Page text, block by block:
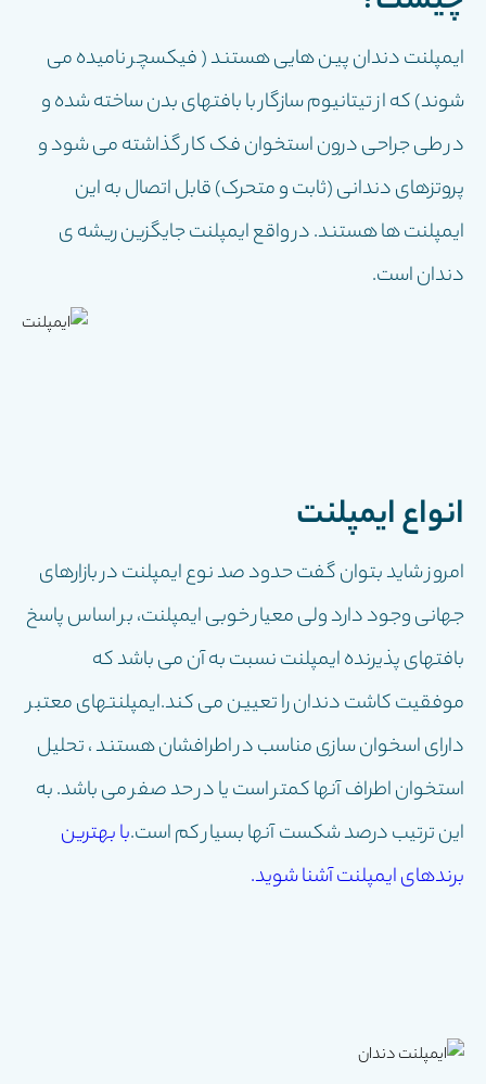
ایمپلنت دندان پین هایی هستند ( فیکسچر نامیده می
شوند) که از تیتانیوم سازگار با بافتهای بدن ساخته شده و
در طی جراحی درون استخوان فک کار گذاشته می شود و
پروتزهای دندانی (ثابت و متحرک) قابل اتصال به این
ایمپلنت ها هستند. در واقع ایمپلنت جایگزین ریشه ی
دندان است.
انواع ایمپلنت
امروز شاید بتوان گفت حدود صد نوع ایمپلنت در بازارهای
جهانی وجود دارد ولی معیار خوبی ایمپلنت، بر اساس پاسخ
بافتهای پذیرنده ایمپلنت نسبت به آن می باشد که
موفقیت کاشت دندان را تعیین می کند.ایمپلنتهای معتبر
دارای اسخوان سازی مناسب در اطرافشان هستند ، تحلیل
استخوان اطراف آنها کمتر است یا در حد صفر می باشد. به
این ترتیب درصد شکست آنها بسیار کم است.با بهترین
برندهای ایمپلنت آشنا شوید.